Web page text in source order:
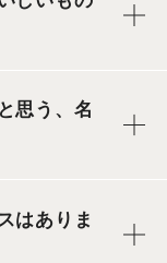
思う、名
はありま